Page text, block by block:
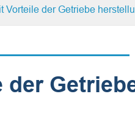
Vorteile der Getriebe
der